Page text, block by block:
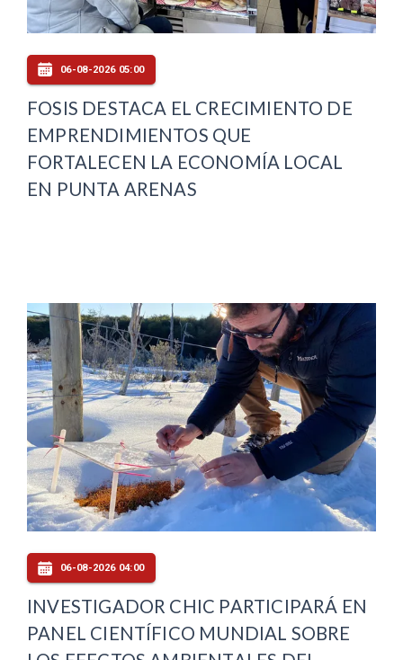
06-08-2026 05:00
FOSIS DESTACA EL CRECIMIENTO DE
EMPRENDIMIENTOS QUE
FORTALECEN LA ECONOMÍA LOCAL
EN PUNTA ARENAS
06-08-2026 04:00
INVESTIGADOR CHIC PARTICIPARÁ EN
PANEL CIENTÍFICO MUNDIAL SOBRE